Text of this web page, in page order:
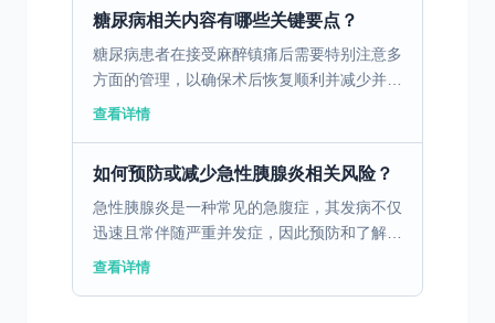
糖尿病相关内容有哪些关键要点？
糖尿病患者在接受麻醉镇痛后需要特别注意多
方面的管理，以确保术后恢复顺利并减少并发
症风险。麻醉和手术本身会干扰血糖调控机
查看详情
如何预防或减少急性胰腺炎相关风险？
急性胰腺炎是一种常见的急腹症，其发病不仅
迅速且常伴随严重并发症，因此预防和了解其
相关知识尤为重要。 一、急性胰腺炎的定义
查看详情